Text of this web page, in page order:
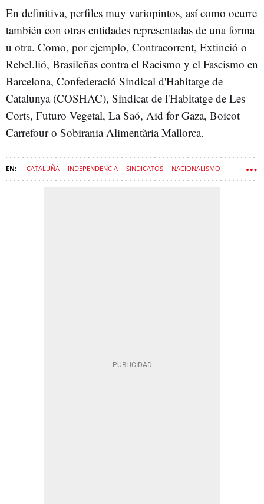
En definitiva, perfiles muy variopintos, así como ocurre
también con otras entidades representadas de una forma
u otra. Como, por ejemplo, Contracorrent, Extinció o
Rebel.lió, Brasileñas contra el Racismo y el Fascismo en
Barcelona, Confederació Sindical d'Habitatge de
Catalunya (COSHAC), Sindicat de l'Habitatge de Les
Corts, Futuro Vegetal, La Saó, Aid for Gaza, Boicot
Carrefour o Sobirania Alimentària Mallorca.
CATALUÑA INDEPENDENCIA SINDICATOS NACIONALISMO